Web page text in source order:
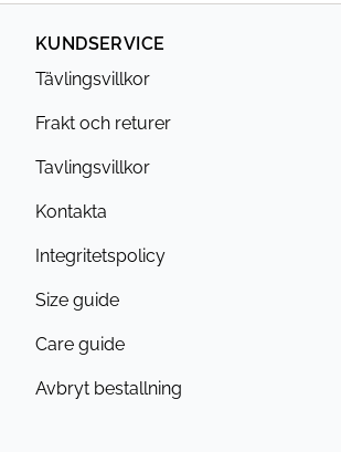
KUNDSERVICE
Tävlingsvillkor
Frakt och returer
Tavlingsvillkor
Kontakta
Integritetspolicy
Size guide
Care guide
Avbryt bestallning